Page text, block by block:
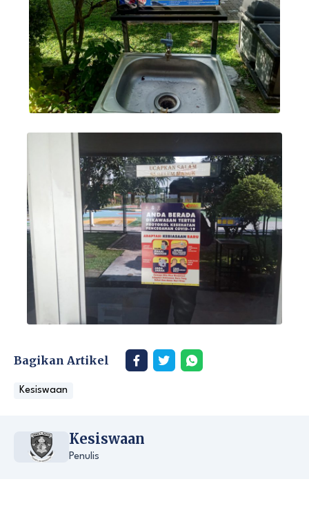
Bagikan Artikel
Kesiswaan
Kesiswaan
Penulis